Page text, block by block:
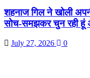
शहनाज गिल ने खोली
सोच-समझकर चुन रही हूं
July 27, 2026 0